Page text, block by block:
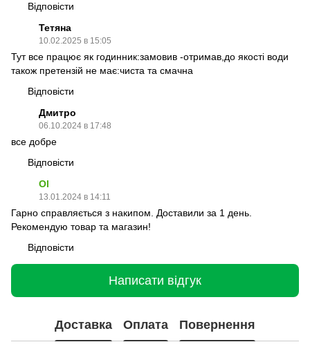
Відповісти
Тетяна
10.02.2025 в 15:05
Тут все працює як годинник:замовив -отримав,до якості води
також претензій не має:чиста та смачна
Відповісти
Дмитро
06.10.2024 в 17:48
все добре
Відповісти
Ol
13.01.2024 в 14:11
Гарно справляється з накипом. Доставили за 1 день.
Рекомендую товар та магазин!
Відповісти
Написати відгук
Доставка Оплата Повернення